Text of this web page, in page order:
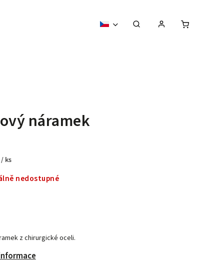
náramek
/ ks
nedostupné
z chirurgické oceli.